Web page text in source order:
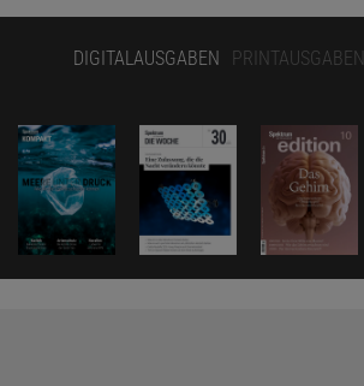
DIGITALAUSGABEN PRINTAUSGABEN